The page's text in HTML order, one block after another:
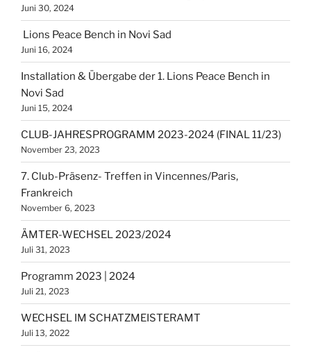
Juni 30, 2024
Lions Peace Bench in Novi Sad
Juni 16, 2024
Installation & Übergabe der 1. Lions Peace Bench in
Novi Sad
Juni 15, 2024
CLUB-JAHRESPROGRAMM 2023-2024 (FINAL 11/23)
November 23, 2023
7. Club-Präsenz- Treffen in Vincennes/Paris,
Frankreich
November 6, 2023
ÄMTER-WECHSEL 2023/2024
Juli 31, 2023
Programm 2023 | 2024
Juli 21, 2023
WECHSEL IM SCHATZMEISTERAMT
Juli 13, 2022